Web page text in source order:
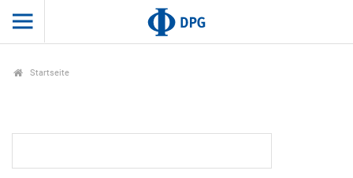
Startseite